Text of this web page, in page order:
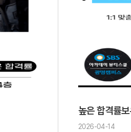
높은 합격률
2026-04-14